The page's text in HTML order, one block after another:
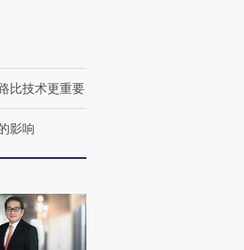
争将教
比技术更重要
影响